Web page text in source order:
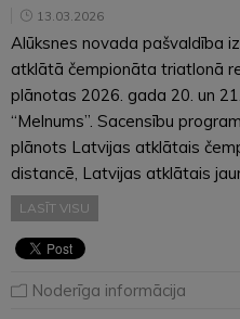
13.03.2026
Alūksnes novada pašvaldība
atklātā čempionāta triatlonā
plānotas 2026. gada 20. un
“Melnums”. Sacensību
plānots Latvijas atklātais
distancē, Latvijas atklātais
LASĪT VISU
Noderīga informācija